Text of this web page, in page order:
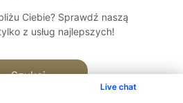
Live chat
Ciebie? Sprawdź naszą
z usług najlepszych!
Szukaj